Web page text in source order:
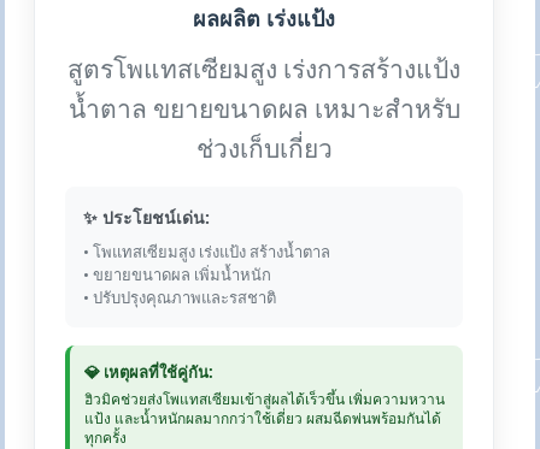
ผลผลิต เร่งแป้ง
สูตรโพแทสเซียมสูง เร่งการสร้างแป้ง
น้ำตาล ขยายขนาดผล เหมาะสำหรับ
ช่วงเก็บเกี่ยว
✨ ประโยชน์เด่น:
• โพแทสเซียมสูง เร่งแป้ง สร้างน้ำตาล
• ขยายขนาดผล เพิ่มน้ำหนัก
• ปรับปรุงคุณภาพและรสชาติ
💎 เหตุผลที่ใช้คู่กัน:
ฮิวมิคช่วยส่งโพแทสเซียมเข้าสู่ผลได้เร็วขึ้น เพิ่มความหวาน
แป้ง และน้ำหนักผลมากกว่าใช้เดี่ยว ผสมฉีดพ่นพร้อมกันได้
ทุกครั้ง